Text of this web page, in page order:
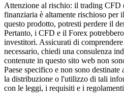
Attenzione al rischio: il trading CFD
finanziaria è altamente rischioso per
questo prodotto, potresti perdere il
Pertanto, i CFD e il Forex
investitori. Assicurati di
necessario, chiedi una consulenza
contenute in questo sito web non
Paese specifico e non sono
la distribuzione o l'utilizzo di tali
con le leggi, i requisiti e i